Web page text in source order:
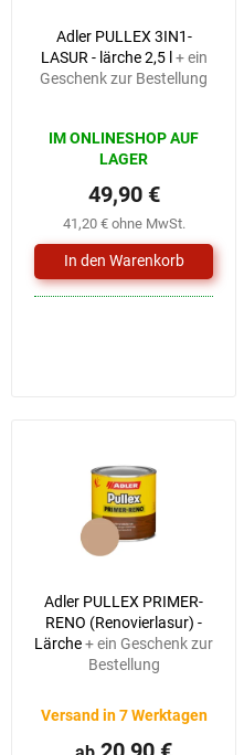
Adler PULLEX 3IN1-
LASUR - lärche 2,5 l+ ein
Geschenk zur Bestellung
durchschnittliche
Produktbewertung
ist
5,0
von
5
Sternen.
IM ONLINESHOP AUF
LAGER
41,20 € ohne MwSt.
49,90 €
Adler PULLEX PRIMER-
RENO (Renovierlasur) -
Lärche+ ein Geschenk zur
Bestellung
Versand in 7 Werktagen